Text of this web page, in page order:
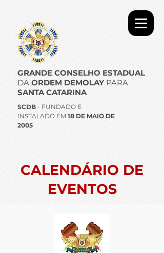
GRANDE CONSELHO ESTADUAL
DA ORDEM DEMOLAYPARA
SANTA CATARINA
SCDB - FUNDADO E
INSTALADO EM 18 DE MAIO DE
2005
CALENDÁRIO DE
EVENTOS